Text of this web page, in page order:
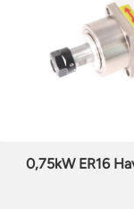
0,75kW ER16